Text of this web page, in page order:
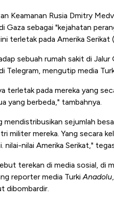
Keamanan Rusia Dmitry
Gaza sebagai "kejahatan
terletak pada Amerika Serikat
sebuah rumah sakit di
Telegram, mengutip media
terletak pada mereka yang
yang berbeda," tambahnya.
mendistribusikan sejumlah
militer mereka. Yang secara
nilai-nilai Amerika Serikat,"
terekan di media sosial, di
reporter media TurkiAnadolu
dibombardir.
Bangkit, Ada Kabar
RI